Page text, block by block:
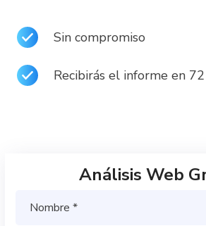
Sin compromiso
Recibirás el informe en
Análisis Web